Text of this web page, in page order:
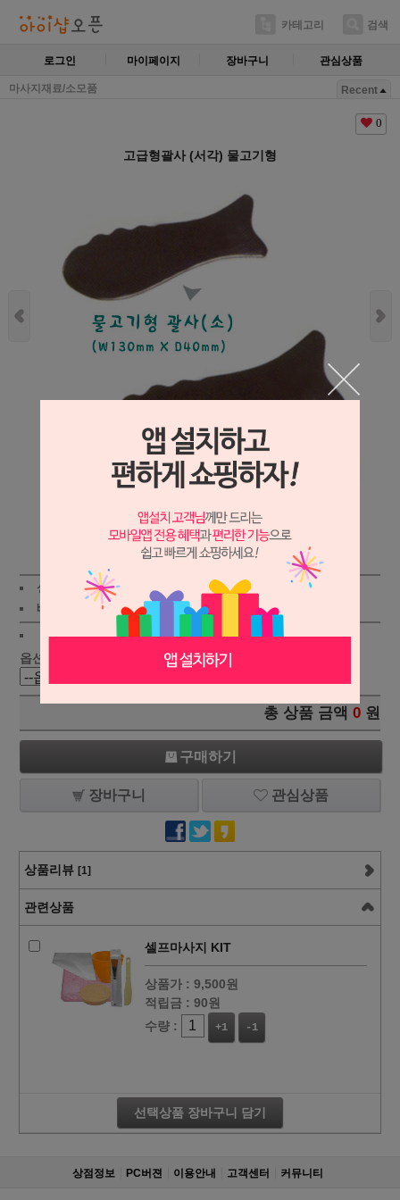
카테고리 검색
로그인 마이페이지 장바구니 관심상품
마사지재료/소모품 Recent
0
고급형괄사 (서각) 물고기형
상세보기
상품가 : 8,900 원 적립금:120원
배송비 : (조건) 지역별
옵션 :
총 상품 금액 0 원
구매하기
장바구니 관심상품
상품리뷰 [1]
관련상품
셀프마사지 KIT
상품가 : 9,500원
적립금 : 90원
수량 :
+1 -1
선택상품 장바구니 담기
상점정보 PC버젼 이용안내 고객센터 커뮤니티